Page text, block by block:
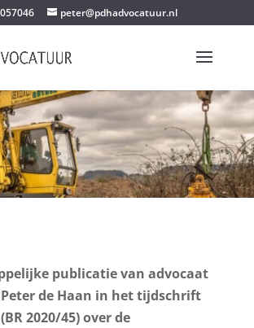
peter@pdhadvocatuur.nl
publicatie van advocaat
de Haan in het tijdschrift
2020/45) over de